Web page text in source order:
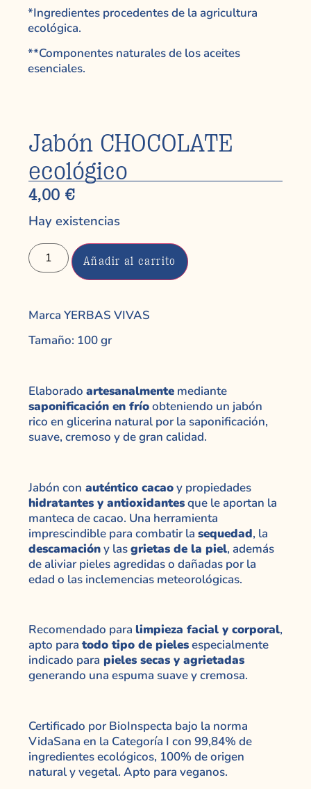
*Ingredientes procedentes de la agricultura
ecológica.
**Componentes naturales de los aceites
esenciales.
Jabón CHOCOLATE
ecológico
4,00 €
Hay existencias
Añadir al carrito
Marca YERBAS VIVAS
Tamaño: 100 gr
Elaborado artesanalmente mediante
saponificación en fríoobteniendo un jabón
rico en glicerina natural por la saponificación,
suave, cremoso y de gran calidad.
Jabón con auténtico cacaoy propiedades
hidratantes y antioxidantesque le aportan la
manteca de cacao. Una herramienta
imprescindible para combatir la sequedad, la
descamacióny lasgrietas de la piel, además
de aliviar pieles agredidas o dañadas por la
edad o las inclemencias meteorológicas.
Recomendado para limpieza facial y corporal,
apto paratodo tipo de pielesespecialmente
indicado para pieles secas y agrietadas
generando una espuma suave y cremosa.
Certificado por BioInspecta bajo la norma
VidaSana en la Categoría I con 99,84% de
ingredientes ecológicos, 100% de origen
natural y vegetal. Apto para veganos.